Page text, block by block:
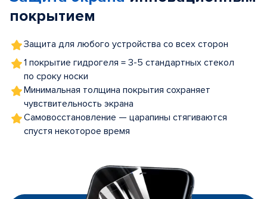
покрытием
Защита для любого устройства со всех сторон
1 покрытие гидрогеля = 3-5 стандартных стекол
по сроку носки
Минимальная толщина покрытия сохраняет
чувствительность экрана
Самовосстановление — царапины стягиваются
спустя некоторое время